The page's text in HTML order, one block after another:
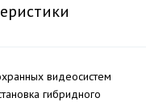
видеосистем
гибридного